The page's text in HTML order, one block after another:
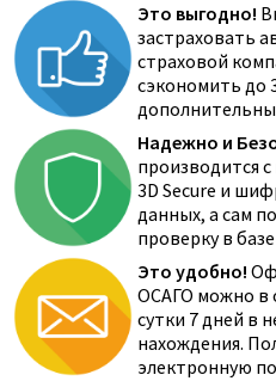
Это выгодно!
застраховать
страховой
сэкономить до
Надежно и
производится
3D Secure и
данных, а сам
проверку в
Это удобно!
ОСАГО можно в
сутки 7 дней в
нахождения.
электронную